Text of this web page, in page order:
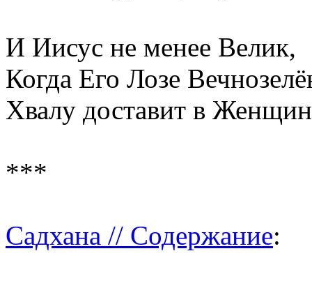
И Иисус не менее Велик,
Когда Его Лозе
Хвалу доставит в
***
Садхана // Содержание: